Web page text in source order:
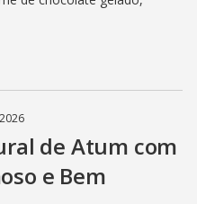
de Atum com
e Bem